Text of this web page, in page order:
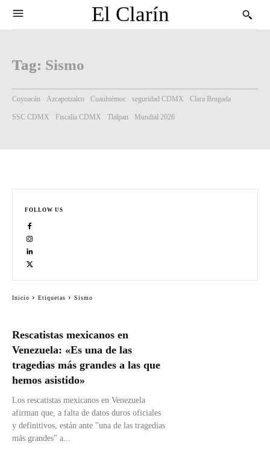
El Clarín
Tag: Sismo
Coyoacán Azcapotzalco Cuauhtémoc seguridad CDMX Clara Brugada
SSC CDMX Fiscalía CDMX Tlalpan Mundial 2026
Rescatistas mexicanos en
Venezuela: «Es una de las
tragedias más grandes a las que
hemos asistido»
Los rescatistas mexicanos en Venezuela
afirman que, a falta de datos duros oficiales
y definitivos, están ante "una de las tragedias
más grandes" a...
FOLLOW US
Inicio Etiquetas Sismo